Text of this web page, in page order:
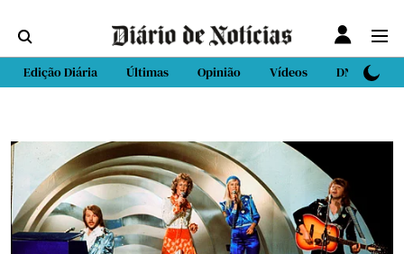
Edição Diária Últimas Opinião Vídeos DN Sport